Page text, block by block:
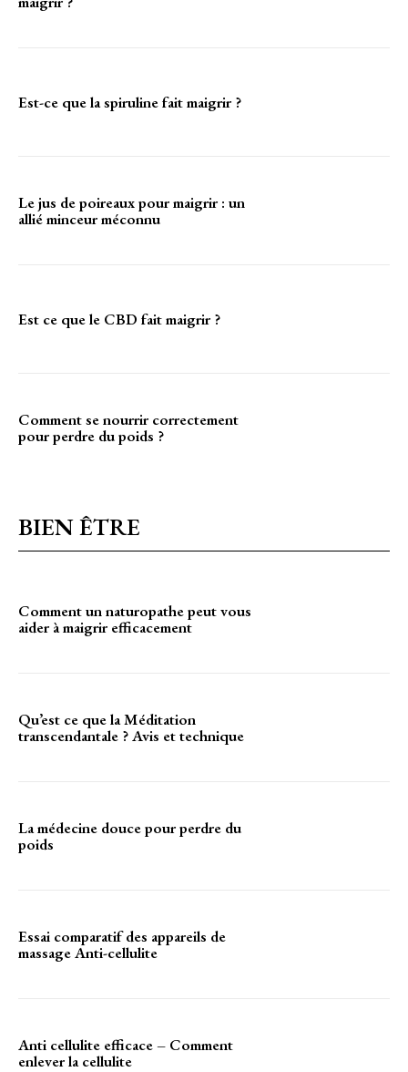
Est-ce que la spiruline fait maigrir ?
Le jus de poireaux pour maigrir : un
allié minceur méconnu
Est ce que le CBD fait maigrir ?
Comment se nourrir correctement
pour perdre du poids ?
BIEN ÊTRE
Comment un naturopathe peut vous
aider à maigrir efficacement
Qu’est ce que la Méditation
transcendantale ? Avis et technique
La médecine douce pour perdre du
poids
Essai comparatif des appareils de
massage Anti-cellulite
Anti cellulite efficace – Comment
enlever la cellulite